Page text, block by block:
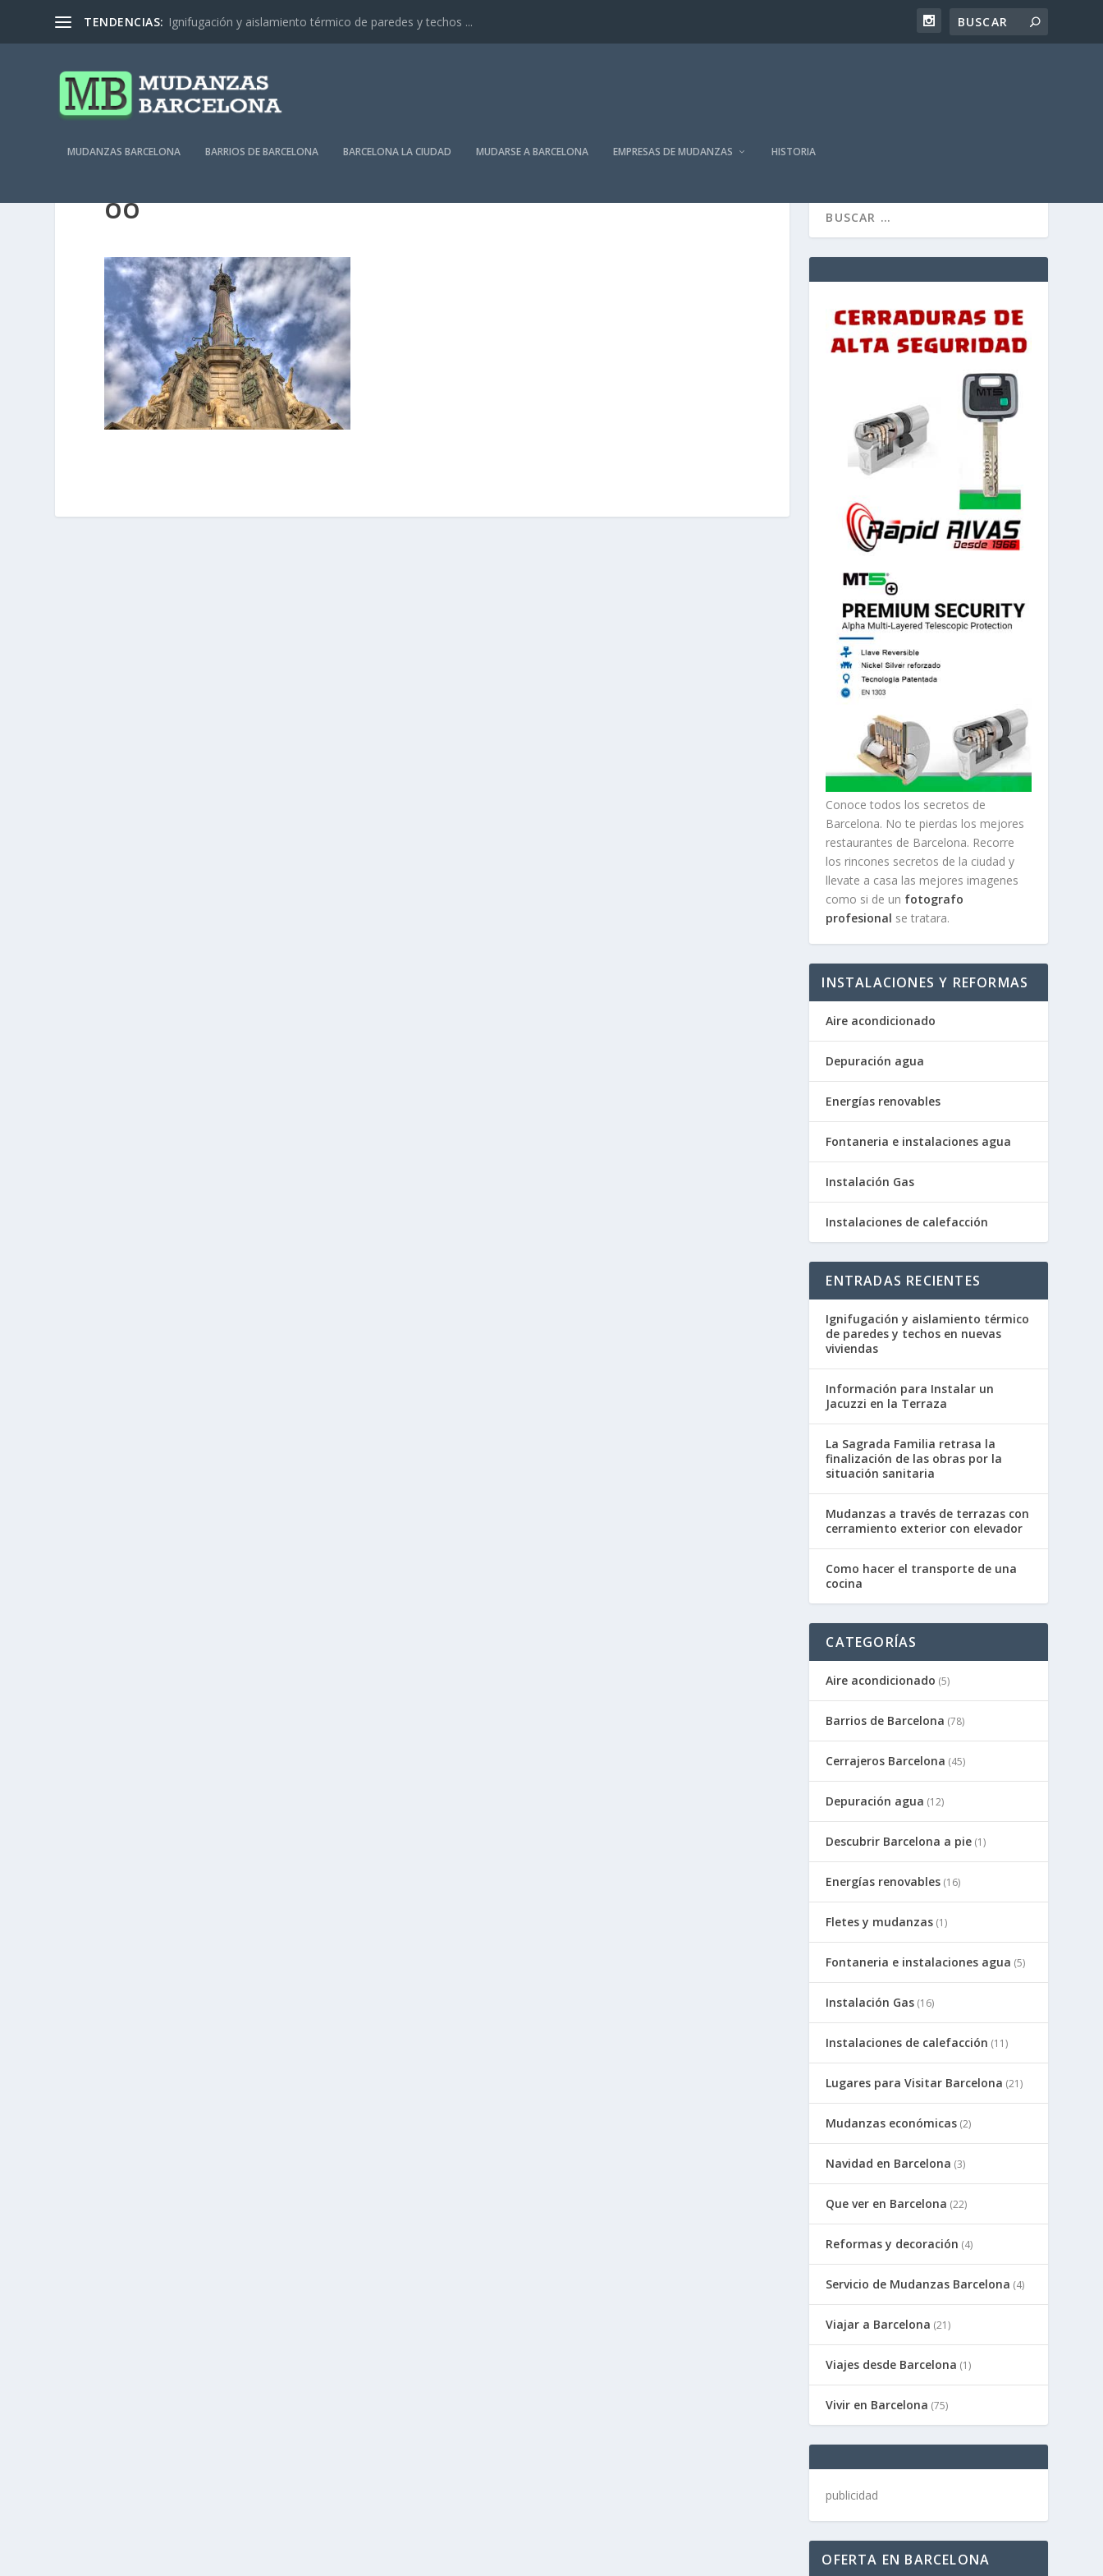
TENDENCIAS: Ignifugación y aislamiento térmico de paredes y techos ...
MUDANZAS BARCELONA BARRIOS DE BARCELONA BARCELONA LA CIUDAD MUDARSE A BARCELONA EMPRESAS DE MUDANZAS HISTORIA
OO
Conoce todos los secretos de
Barcelona. No te pierdas los mejores
restaurantes de Barcelona. Recorre
los rincones secretos de la ciudad y
llevate a casa las mejores imagenes
como si de un fotografo
profesional se tratara.
INSTALACIONES Y REFORMAS
Aire acondicionado
Depuración agua
Energías renovables
Fontaneria e instalaciones agua
Instalación Gas
Instalaciones de calefacción
ENTRADAS RECIENTES
Ignifugación y aislamiento térmico
de paredes y techos en nuevas
viviendas
Información para Instalar un
Jacuzzi en la Terraza
La Sagrada Familia retrasa la
finalización de las obras por la
situación sanitaria
Mudanzas a través de terrazas con
cerramiento exterior con elevador
Como hacer el transporte de una
cocina
CATEGORÍAS
Aire acondicionado (5)
Barrios de Barcelona (78)
Cerrajeros Barcelona (45)
Depuración agua (12)
Descubrir Barcelona a pie (1)
Energías renovables (16)
Fletes y mudanzas (1)
Fontaneria e instalaciones agua (5)
Instalación Gas (16)
Instalaciones de calefacción (11)
Lugares para Visitar Barcelona (21)
Mudanzas económicas (2)
Navidad en Barcelona (3)
Que ver en Barcelona (22)
Reformas y decoración (4)
Servicio de Mudanzas Barcelona (4)
Viajar a Barcelona (21)
Viajes desde Barcelona (1)
Vivir en Barcelona (75)
publicidad
OFERTA EN BARCELONA